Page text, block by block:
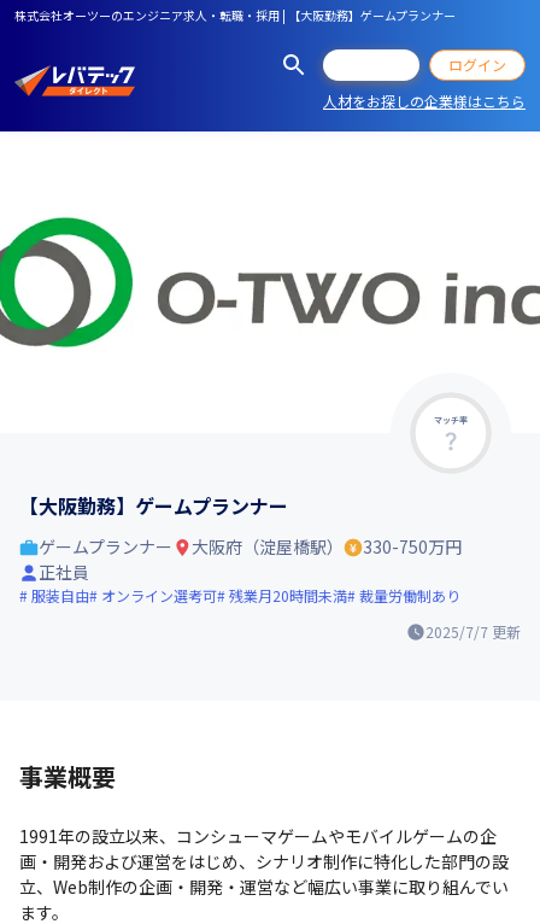
株式会社オーツーのエンジニア求人・転職・採用 | 【大阪勤務】ゲームプランナー
ログイン
人材をお探しの企業様はこちら
マッチ率
【大阪勤務】ゲームプランナー
2025/7/7 更新
ゲームプランナー 大阪府（淀屋橋駅）
330-750万円
正社員
服装自由 オンライン選考可 残業月20時間未満 裁量労働制あり
事業概要
1991年の設立以来、コンシューマゲームやモバイルゲームの企
画・開発および運営をはじめ、シナリオ制作に特化した部門の設
立、Web制作の企画・開発・運営など幅広い事業に取り組んでい
ます。